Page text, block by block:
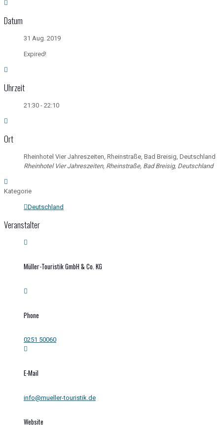
Datum
31 Aug. 2019
Expired!
Uhrzeit
21:30 - 22:10
Ort
Rheinhotel Vier Jahreszeiten, Rheinstraße, Bad Breisig, Deutschland
Rheinhotel Vier Jahreszeiten, Rheinstraße, Bad Breisig, Deutschland
Kategorie
Deutschland
Veranstalter
Müller-Touristik GmbH & Co. KG
Phone
0251 50060
E-Mail
info@mueller-touristik.de
Website